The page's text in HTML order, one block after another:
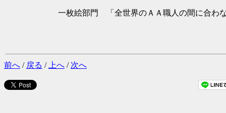
一枚絵部門 「全世界のＡＡ職人の間に合わな
前へ / 戻る / 上へ / 次へ